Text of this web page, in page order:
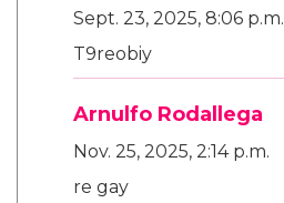
Sept. 23, 2025, 8:06 p.m.
T9reobiy
Arnulfo Rodallega
Nov. 25, 2025, 2:14 p.m.
re gay